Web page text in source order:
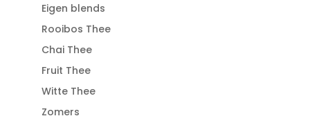
Eigen blends
Rooibos Thee
Chai Thee
Fruit Thee
Witte Thee
Zomers